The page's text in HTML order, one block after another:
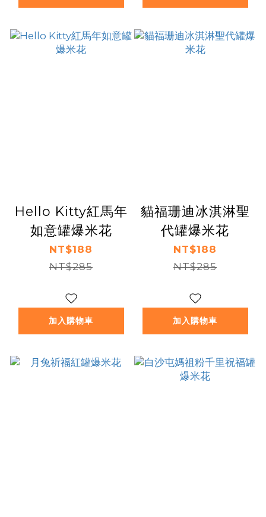
Hello Kitty紅馬年
如意罐爆米花
NT$188
NT$285
加入購物車
貓福珊迪冰淇淋聖
代罐爆米花
NT$188
NT$285
加入購物車